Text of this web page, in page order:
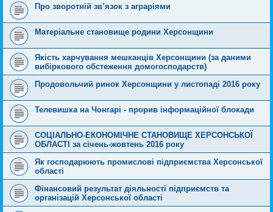
Про зворотній зв’язок з аграріями
Матеріальне становище родини Херсонщини
Якість харчування мешканців Херсонщини (за даними
вибіркового обстеження домогосподарств)
Продовольчий ринок Херсонщини у листопаді 2016 року
Телевишка на Чонгарі - прорив інформаційної блокади
СОЦІАЛЬНО-ЕКОНОМІЧНЕ СТАНОВИЩЕ ХЕРСОНСЬКОЇ
ОБЛАСТІ за січень-жовтень 2016 року
Як господарюють промислові підприємства Херсонської
області
Фінансовий результат діяльності підприємств та
організацій Херсонської області